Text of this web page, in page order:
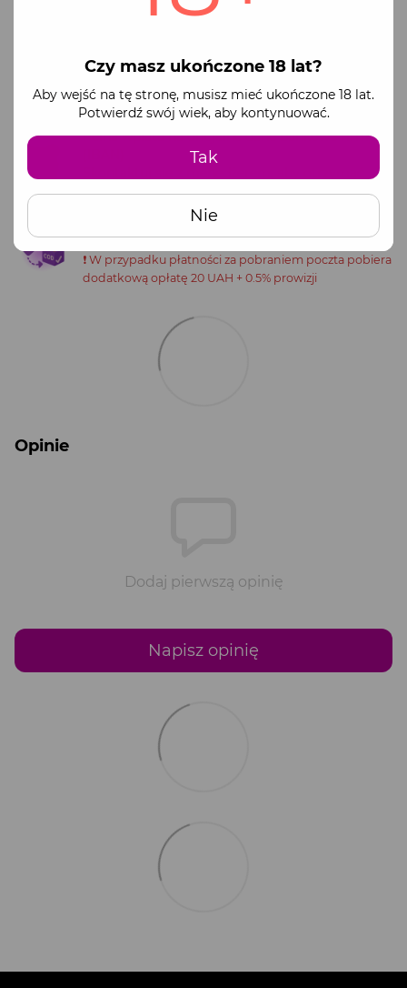
Czy masz ukończone 18 lat?
Aby wejść na tę stronę, musisz mieć ukończone 18 lat.
Potwierdź swój wiek, aby kontynuować.
Tak
Nie
Płatność online przez monopay
Systemy płatnicze Visa oraz Mastercard
Pełna wpłata na oficjalne dane bankowe firmy
dane do przelewu.
Częściowa przedpłata (100 UAH) + płatność za
pobraniem przy odbiorze
❗️ W przypadku płatności za pobraniem poczta pobiera
dodatkową opłatę 20 UAH + 0.5% prowizji
Opinie
Dodaj pierwszą opinię
Napisz opinię